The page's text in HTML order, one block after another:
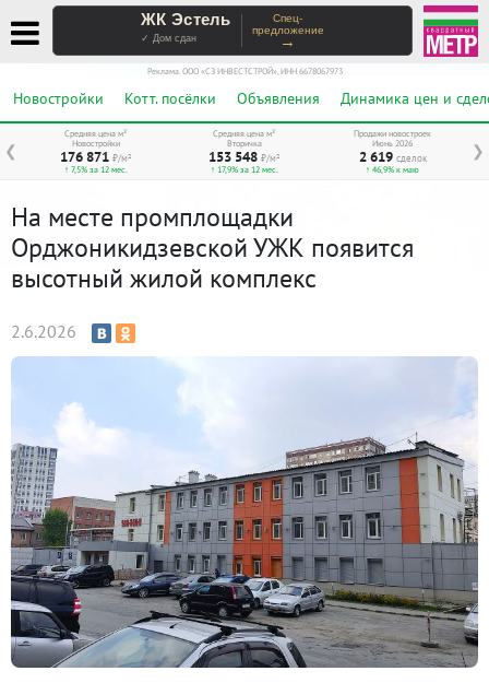
ЖК Эстель
✓ Дом сдан
Спец-
предложение
→
Реклама. ООО «СЗ ИНВЕСТСТРОЙ», ИНН 6678067973
Новостройки Котт. посёлки Объявления Динамика цен и
❮ ❯
Средняя цена м²
Новостройки
176 871 ₽/м²
↑ 7,5% за 12 мес.
Средняя цена м²
Вторичка
153 548 ₽/м²
↑ 17,9% за 12 мес.
Продажи новостроек
Июнь 2026
2 619 сделок
↑ 46,9% к маю
На месте промплощадки
Орджоникидзевской УЖК появится
высотный жилой комплекс
2.6.2026